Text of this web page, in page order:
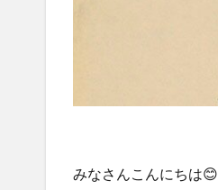
みなさんこんにちは😊